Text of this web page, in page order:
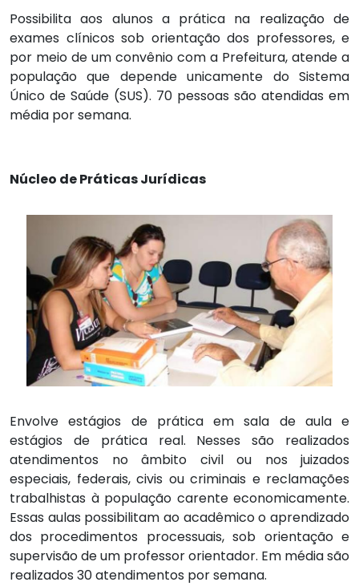
Possibilita aos alunos a prática na realização de
exames clínicos sob orientação dos professores, e
por meio de um convênio com a Prefeitura, atende a
população que depende unicamente do Sistema
Único de Saúde (SUS). 70 pessoas são atendidas em
média por semana.
Núcleo de Práticas Jurídicas
Envolve estágios de prática em sala de aula e
estágios de prática real. Nesses são realizados
atendimentos no âmbito civil ou nos juizados
especiais, federais, civis ou criminais e reclamações
trabalhistas à população carente economicamente.
Essas aulas possibilitam ao acadêmico o aprendizado
dos procedimentos processuais, sob orientação e
supervisão de um professor orientador. Em média são
realizados 30 atendimentos por semana.